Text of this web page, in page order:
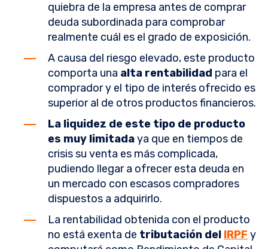
quiebra de la empresa antes de comprar
deuda subordinada para comprobar
realmente cuál es el grado de exposición.
A causa del riesgo elevado, este producto
comporta una alta rentabilidad para el
comprador y el tipo de interés ofrecido es
superior al de otros productos financieros.
La liquidez de este tipo de producto
es muy limitadaya que en tiempos de
crisis su venta es más complicada,
pudiendo llegar a ofrecer esta deuda en
un mercado con escasos compradores
dispuestos a adquirirlo.
La rentabilidad obtenida con el producto
no está exenta de tributación del IRPF y